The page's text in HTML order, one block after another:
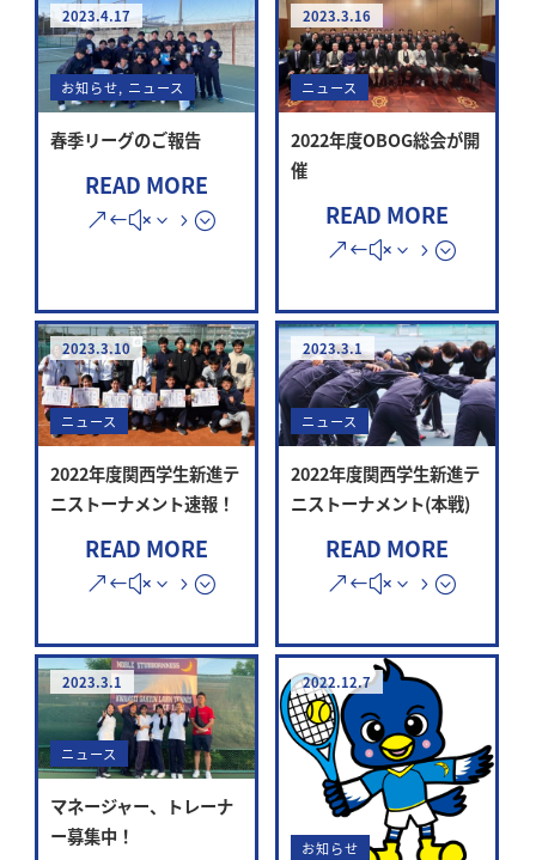
2023.4.17
お知らせ, ニュース
春季リーグのご報告
READ MORE
2023.3.16
ニュース
2022年度OBOG総会が開
催
READ MORE
2023.3.10
ニュース
2022年度関西学生新進テ
ニストーナメント速報！
READ MORE
2023.3.1
ニュース
2022年度関西学生新進テ
ニストーナメント(本戦)
READ MORE
2023.3.1
ニュース
マネージャー、トレーナ
ー募集中！
2022.12.7
お知らせ